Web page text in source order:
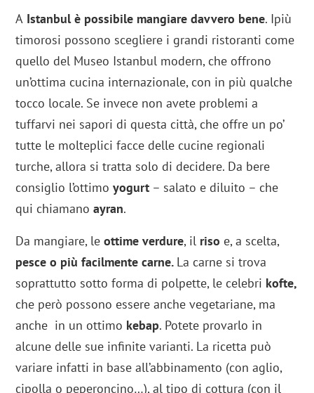
A Istanbul è possibile mangiare davvero bene. Ipiù
timorosi possono scegliere i grandi ristoranti come
quello del Museo Istanbul modern, che offrono
un’ottima cucina internazionale, con in più qualche
tocco locale. Se invece non avete problemi a
tuffarvi nei sapori di questa città, che offre un po’
tutte le molteplici facce delle cucine regionali
turche, allora si tratta solo di decidere. Da bere
consiglio l’ottimoyogurt – salato e diluito – che
qui chiamanoayran.
Da mangiare, leottime verdure, il riso e, a scelta,
pesce o più facilmente carne. La carne si trova
soprattutto sotto forma di polpette, le celebri kofte,
che però possono essere anche vegetariane, ma
anche in un ottimo kebap. Potete provarlo in
alcune delle sue infinite varianti. La ricetta può
variare infatti in base all’abbinamento (con aglio,
cipolla o peperoncino…), al tipo di cottura (con il